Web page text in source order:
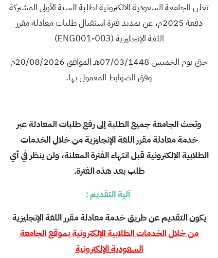
تعلن الجامعة السعودية الالكترونية لطلبة السنة الأولى المشتركة
دفعة 2025م، عن تمديد فترة استقبال طلبات معادلة مقرر
اللغة الإنجليزية (ENG001-003)
حتى يوم الخميس 07/03/1448هـ الموافق 20/08/2026م
وفق الضوابط المعمول بها.
وتحث الجامعة جميع الطلبة إلى رفع طلبات المعادلة عبر
خدمة معادلة مقرر اللغة الإنجليزية من خلال الخدمات
الطلابية الإلكترونية قبل انتهاء الفترة المعلنة، ولن ينظر في أي
طلب بعد هذه الفترة.
آلية التقديم :
يكون التقديم عن طريق خدمة معادلة مقرر اللغة الإنجليزية
من خلال الخدمات الطلابية الإلكترونية بموقع الجامعة
السعودية الإلكترونية